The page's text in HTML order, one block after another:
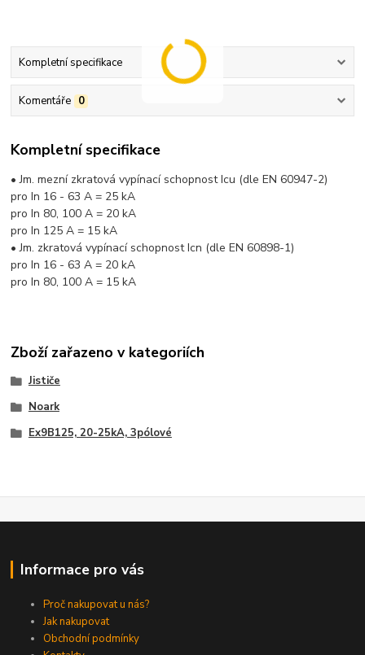
Kompletní specifikace
Komentáře 0
Kompletní specifikace
• Jm. mezní zkratová vypínací schopnost Icu (dle EN 60947-2)
pro In 16 - 63 A = 25 kA
pro In 80, 100 A = 20 kA
pro In 125 A = 15 kA
• Jm. zkratová vypínací schopnost Icn (dle EN 60898-1)
pro In 16 - 63 A = 20 kA
pro In 80, 100 A = 15 kA
Zboží zařazeno v kategoriích
Jističe
Noark
Ex9B125, 20-25kA, 3pólové
Informace pro vás
Proč nakupovat u nás?
Jak nakupovat
Obchodní podmínky